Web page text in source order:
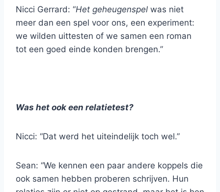
Nicci Gerrard: “Het geheugenspel was niet
meer dan een spel voor ons, een experiment:
we wilden uittesten of we samen een roman
tot een goed einde konden brengen.”
Was het ook een relatietest?
Nicci: “Dat werd het uiteindelijk toch wel.”
Sean: “We kennen een paar andere koppels die
ook samen hebben proberen schrijven. Hun